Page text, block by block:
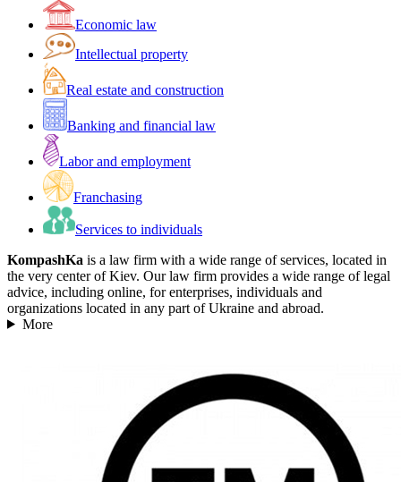
Economic law
Intellectual property
Real estate and construction
Banking and financial law
Labor and employment
Franchasing
Services to individuals
KompashKa is a law firm with a wide range of services, located in
the very center of Kiev. Our law firm provides a wide range of legal
advice, including online, for enterprises, individuals and
organizations located in any part of Ukraine and abroad.
More